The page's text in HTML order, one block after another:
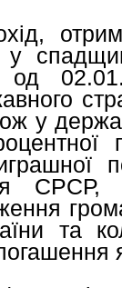
у
од
у
та